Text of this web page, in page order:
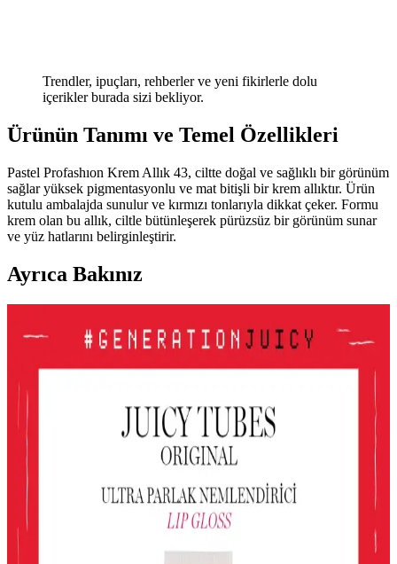
Trendler, ipuçları, rehberler ve yeni fikirlerle dolu
içerikler burada sizi bekliyor.
Ürünün Tanımı ve Temel Özellikleri
Pastel Profashıon Krem Allık 43, ciltte doğal ve sağlıklı bir görünüm
sağlar yüksek pigmentasyonlu ve mat bitişli bir krem allıktır. Ürün
kutulu ambalajda sunulur ve kırmızı tonlarıyla dikkat çeker. Formu
krem olan bu allık, ciltle bütünleşerek pürüzsüz bir görünüm sunar
ve yüz hatlarını belirginleştirir.
Ayrıca Bakınız
Le Mabelle Altın Pembe Beyaz Glitter Simli Kız
Çocuk Jel Farı Pratik ve Işıltılı Göz Makyajı
Deneyimi
Le Mabelle'nin pembe, altın ve beyaz tonlarındaki jel farı, kolay
uygulama ve parlaklık sağlar. Çocuklar için uygun, pratik ve
eğlenceli göz makyajı seçeneği sunar.
Gri ve Akınca Renklerinin Kozmetik ve Makyajda
Kullanımı ve Uygulama İpuçları
Gri ve akınca renkleri, makyajda şıklık ve doğal görünüm sağlar.
Uygulama teknikleri ve renk uyumu ile farklı tarzlar
yakalayabilirsiniz.